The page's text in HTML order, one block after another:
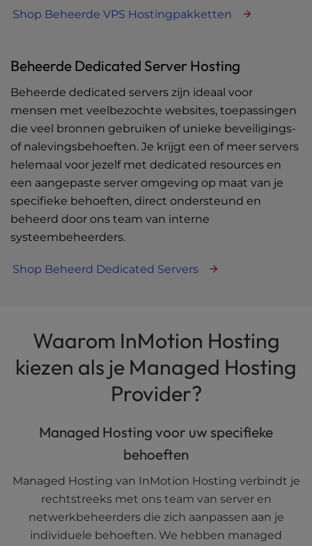
Shop Beheerde VPS Hostingpakketten
Beheerde Dedicated Server Hosting
Beheerde dedicated servers zijn ideaal voor
mensen met veelbezochte websites, toepassingen
die veel bronnen gebruiken of unieke beveiligings-
of nalevingsbehoeften. Je krijgt een of meer servers
helemaal voor jezelf met dedicated resources en
een aangepaste server omgeving op maat van je
specifieke behoeften, direct ondersteund en
beheerd door ons team van interne
systeembeheerders.
Shop Beheerd Dedicated Servers
Waarom InMotion Hosting
kiezen als je Managed Hosting
Provider?
Managed Hosting voor uw specifieke
behoeften
Managed Hosting van InMotion Hosting verbindt je
rechtstreeks met ons team van server en
netwerkbeheerders die zich aanpassen aan je
individuele behoeften. We hebben managed